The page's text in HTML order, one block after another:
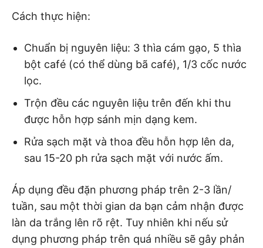
Cách thực hiện:
Chuẩn bị nguyên liệu: 3 thìa cám gạo, 5 thìa
bột café (có thể dùng bã café), 1/3 cốc nước
lọc.
Trộn đều các nguyên liệu trên đến khi thu
được hỗn hợp sánh mịn dạng kem.
Rửa sạch mặt và thoa đều hỗn hợp lên da,
sau 15-20 ph rửa sạch mặt với nước ấm.
Áp dụng đều đặn phương pháp trên 2-3 lần/
tuần, sau một thời gian da bạn cảm nhận được
làn da trắng lên rõ rệt. Tuy nhiên khi nếu sử
dụng phương pháp trên quá nhiều sẽ gây phản